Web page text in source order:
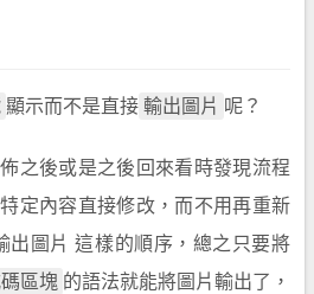
顯示而不是直接 輸出圖片 呢？
之後或是之後回來看時發現流程
定內容直接修改，而不用再重新
出圖片 這樣的順序，總之只要將
區塊 的語法就能將圖片輸出了，